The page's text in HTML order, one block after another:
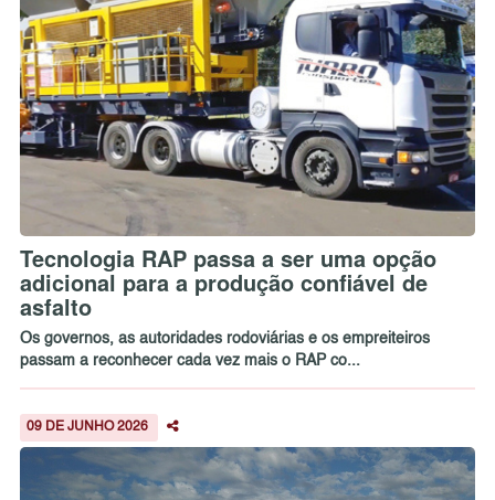
Tecnologia RAP passa a ser uma opção
adicional para a produção confiável de
asfalto
Os governos, as autoridades rodoviárias e os empreiteiros
passam a reconhecer cada vez mais o RAP co...
09 DE JUNHO 2026